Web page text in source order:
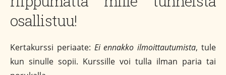
osallistuu!
Kertakurssi periaate: Ei ennakko ilmoittautumista, tule
kun sinulle sopii. Kurssille voi tulla ilman paria tai